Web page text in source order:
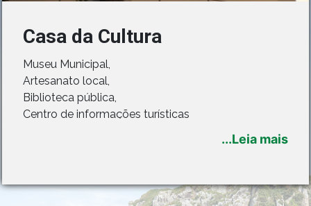
Casa da Cultura
Museu Municipal,
Artesanato local,
Biblioteca pública,
Centro de informações turísticas
...Leia mais